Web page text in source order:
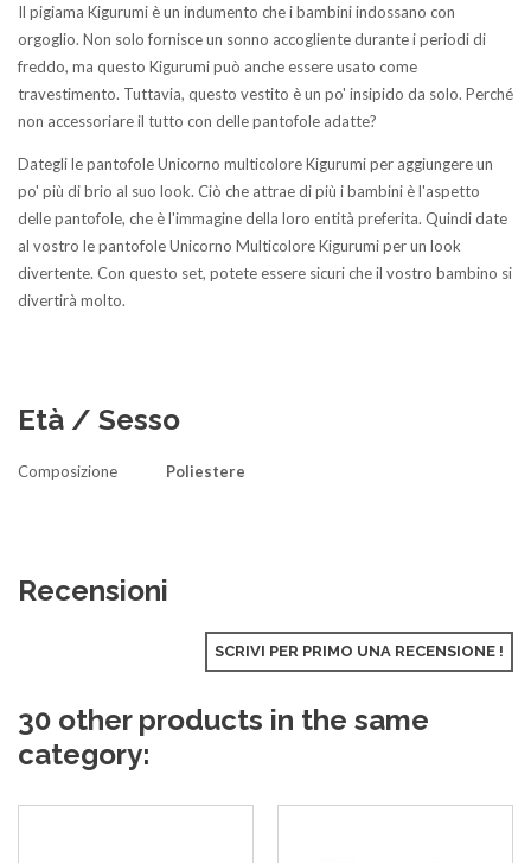
Il pigiama Kigurumi è un indumento che i bambini indossano con
orgoglio. Non solo fornisce un sonno accogliente durante i periodi di
freddo, ma questo Kigurumi può anche essere usato come
travestimento. Tuttavia, questo vestito è un po' insipido da solo. Perché
non accessoriare il tutto con delle pantofole adatte?
Dategli le pantofole Unicorno multicolore Kigurumi per aggiungere un
po' più di brio al suo look. Ciò che attrae di più i bambini è l'aspetto
delle pantofole, che è l'immagine della loro entità preferita. Quindi date
al vostro le pantofole Unicorno Multicolore Kigurumi per un look
divertente. Con questo set, potete essere sicuri che il vostro bambino si
divertirà molto.
Età / Sesso
Composizione Poliestere
Recensioni
SCRIVI PER PRIMO UNA RECENSIONE !
30 other products in the same
category: